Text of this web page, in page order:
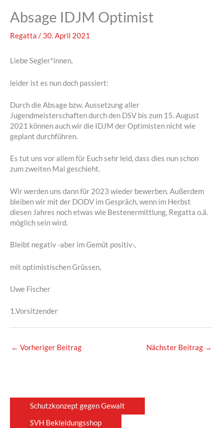
Absage IDJM Optimist
Regatta / 30. April 2021
Liebe Segler*innen,
leider ist es nun doch passiert:
Durch die Absage bzw. Aussetzung aller
Jugendmeisterschaften durch den DSV bis zum 15. August
2021 können auch wir die IDJM der Optimisten nicht wie
geplant durchführen.
Es tut uns vor allem für Euch sehr leid, dass dies nun schon
zum zweiten Mal geschieht.
Wir werden uns dann für 2023 wieder bewerben. Außerdem
bleiben wir mit der DODV im Gespräch, wenn im Herbst
diesen Jahres noch etwas wie Bestenermittlung, Regatta o.ä.
möglich sein wird.
Bleibt negativ -aber im Gemüt positiv-,
mit optimistischen Grüssen,
Uwe Fischer
1.Vorsitzender
← Vorheriger Beitrag Nächster Beitrag →
Schutzkonzept gegen Gewalt
SVH Bekleidungsshop